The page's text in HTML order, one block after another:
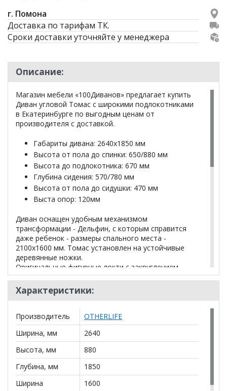
г. Помона
Доставка по тарифам ТК.
Сроки доставки уточняйте у менеджера
Описание:
Магазин мебели «100Диванов» предлагает купить
Диван угловой Томас с широкими подлокотниками
в Екатеринбурге по выгодным ценам от
производителя с доставкой.
Габариты дивана: 2640х1850 мм
Высота от пола до спинки: 650/880 мм
Высота до подлокотника: 670 мм
Глубина сидения: 570/780 мм
Высота от пола до сидушки: 470 мм
Выста опор: 120мм
Диван оснащен удобным механизмом
трансформации - Дельфин, с которым справится
даже ребенок - размеры спального места -
2100х1600 мм. Томас установлен на устойчивые
деревянные ножки.
Оригинальные фигурные локти с закруглением
придают дивану некую изюминку, которые
привлекают к себе внимание. Приспинные подушки
дополняют весь образ дивана, и благодаря им
Для Вашего удобства мы решили установить
оттоманку, где Вы сможете складывать все
спальные принадлежности.
Дополнительно: выкатная часть в основной
ткани
Характеристики:
Производитель
OTHERLIFE
Ширина, мм
2640
Высота, мм
880
Глубина, мм
1850
Ширина
1600